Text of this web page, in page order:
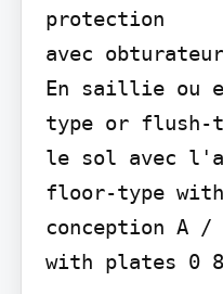
protection
avec
En saillie ou
type or flush-
le sol avec
floor-type
conception A /
with plates 0